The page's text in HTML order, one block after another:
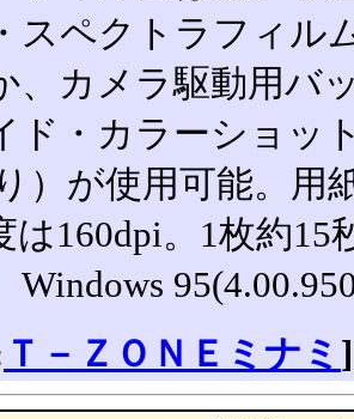
スペクトラフィル
、カメラ駆動用バ
ド・カラーショッ
）が使用可能。用
は160dpi。1枚約15
Windows
Ｔ－ＺＯＮＥミナミ ]